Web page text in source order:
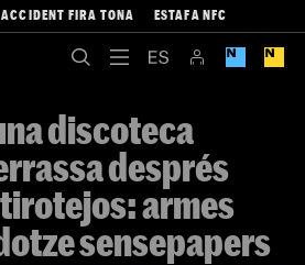
ACCIDENT FIRA TONA ESTAFA NFC
discoteca
després
armes
sensepapers